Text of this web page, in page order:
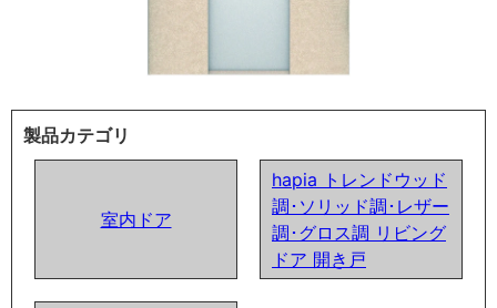
製品カテゴリ
室内ドア
hapia トレンドウッド
調･ソリッド調･レザー
調･グロス調 リビング
ドア 開き戸